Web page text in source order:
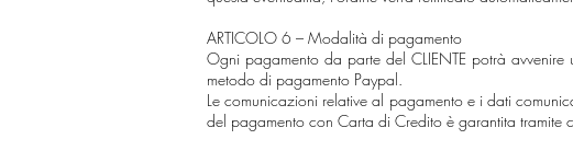
ARTICOLO 6 – Modalità di pagamento
Ogni pagamento da parte del CLIENTE potrà
metodo di pagamento Paypal.
Le comunicazioni relative al pagamento e i dati
del pagamento con Carta di Credito è garantita tramite